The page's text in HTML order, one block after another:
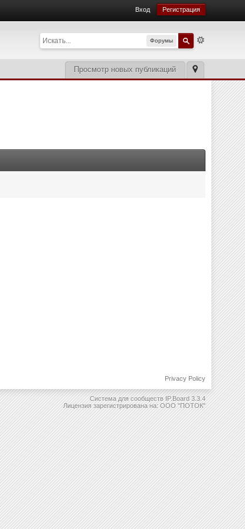
Вход Регистрация
Форумы
Просмотр новых публикаций
Privacy Policy
Система для сообществ IP.Board 3.3.4
Лицензия зарегистрирована на: ООО "ПОТОК"